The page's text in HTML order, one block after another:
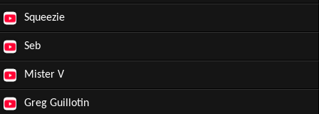
Squeezie
Seb
Mister V
Greg Guillotin